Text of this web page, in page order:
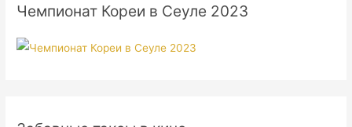
Чемпионат Кореи в Сеуле 2023